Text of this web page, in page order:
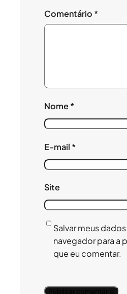
Comentário *
Nome*
E-mail *
Site
Salvar meus
navegador para a
que eu comentar.